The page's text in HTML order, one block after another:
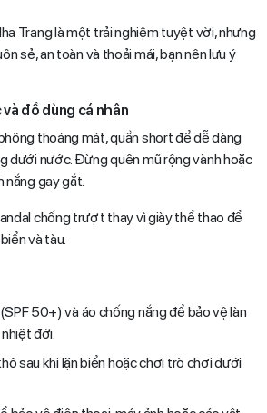
Trang là một trải nghiệm tuyệt vời, nhưng
sẻ, an toàn và thoải mái, bạn nên lưu ý
đồ dùng cá nhân
thoáng mát, quần short để dễ dàng
dưới nước. Đừng quên mũ rộng vành hoặc
nắng gay gắt.
chống trượt thay vì giày thể thao để
và tàu.
50+) và áo chống nắng để bảo vệ làn
đới.
sau khi lặn biển hoặc chơi trò chơi dưới